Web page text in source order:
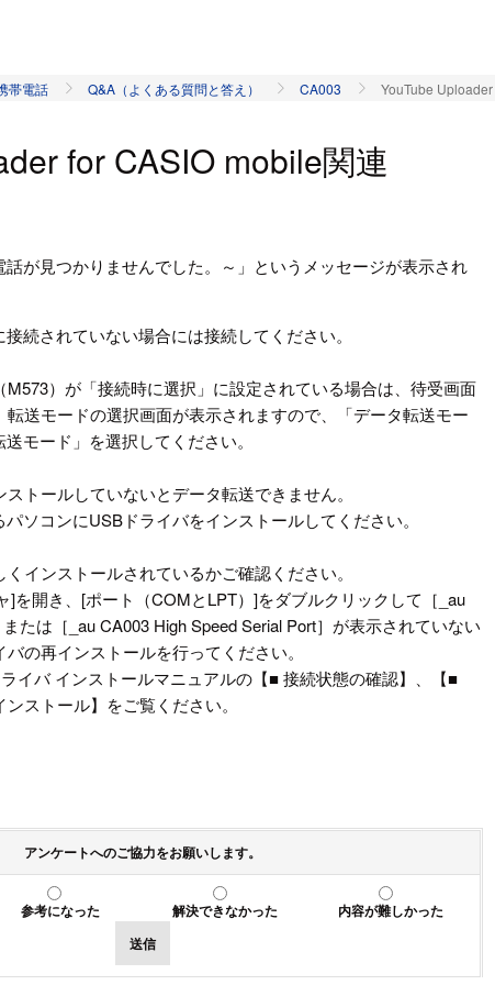
帯電話 Q&A（よくある質問と答え） CA003 YouTube
for CASIO mobile関連
話が見つかりませんでした。～」というメッセージが表示され
続されていない場合には接続してください。
M573）が「接続時に選択」に設定されている場合は、待受画面
転送モードの選択画面が表示されますので、「データ転送モー
モード」を選択してください。
トールしていないとデータ転送できません。
ソコンにUSBドライバをインストールしてください。
インストールされているかご確認ください。
]を開き、[ポート（COMとLPT）]をダブルクリックして［_au
たは［_au CA003 High Speed Serial Port］が表示されていない
の再インストールを行ってください。
イバ インストールマニュアルの【■ 接続状態の確認】、【■
ストール】をご覧ください。
アンケートへのご協力をお願いします。
参考になった 解決できなかった
内容が難しかった
送信